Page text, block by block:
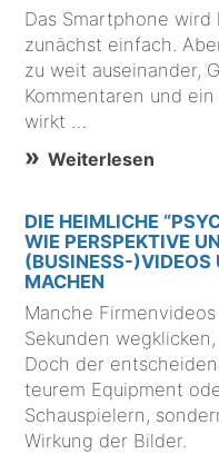
Das Smartphone
zunächst einfach.
zu weit auseinander,
Kommentaren und
wirkt …
Weiterlesen
DIE HEIMLICHE
WIE PERSPEKTIVE
(BUSINESS-)VIDEOS
MACHEN
Manche
Sekunden
Doch der
teurem Equipment
Schauspielern,
Wirkung der Bilder.